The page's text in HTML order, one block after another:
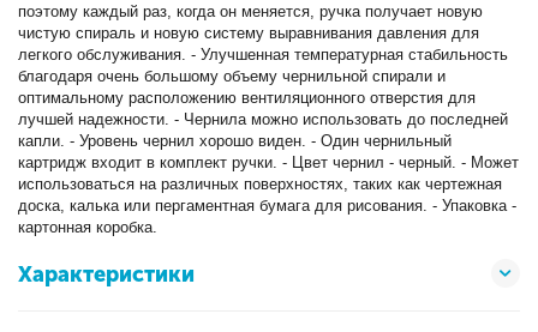
поэтому каждый раз, когда он меняется, ручка получает новую
чистую спираль и новую систему выравнивания давления для
легкого обслуживания. - Улучшенная температурная стабильность
благодаря очень большому объему чернильной спирали и
оптимальному расположению вентиляционного отверстия для
лучшей надежности. - Чернила можно использовать до последней
капли. - Уровень чернил хорошо виден. - Один чернильный
картридж входит в комплект ручки. - Цвет чернил - черный. - Может
использоваться на различных поверхностях, таких как чертежная
доска, калька или пергаментная бумага для рисования. - Упаковка -
картонная коробка.
Характеристики